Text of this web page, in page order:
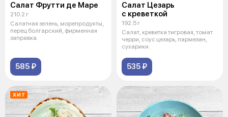
Салат Фрутти де Маре
210.2 г
Салатная зелень, морепродукты,
перец болгарский, фирменная
заправка.
585 ₽
Салат Цезарь
с креветкой
192.5 г
Салат, креветка тигровая, томат
черри, соус цезарь, пармезан,
сухарики.
535 ₽
ХИТ